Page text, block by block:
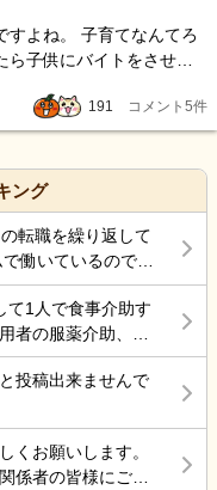
てなんてろ
ら子供にバイトをさせ
住むところがなくなり、
たい」と言いつつ、子供
な親。 長生きが招く招く
191 コメント 5件
ング
転職を繰り返して
働いているのです
にもなったのでこ
えているのですが
事ばかりで どうし
て1人で食事介助す
者の服薬介助、動
けまでやらされ、
。
投稿出来ませんで
くお願いします。
係者の皆様にご意